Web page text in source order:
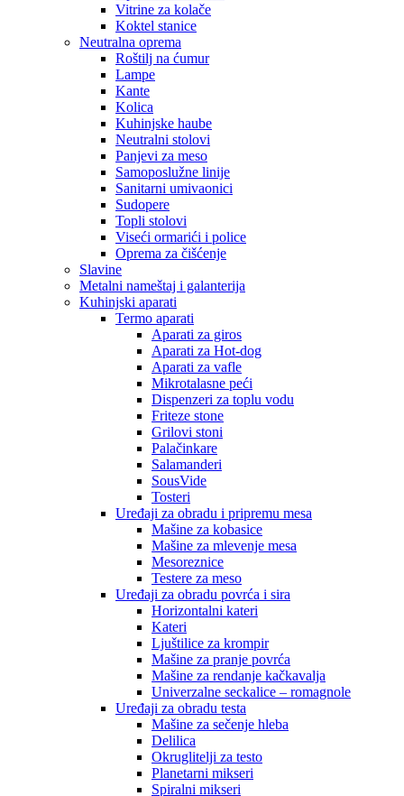
Vitrine za kolače
Koktel stanice
Neutralna oprema
Roštilj na ćumur
Lampe
Kante
Kolica
Kuhinjske haube
Neutralni stolovi
Panjevi za meso
Samoposlužne linije
Sanitarni umivaonici
Sudopere
Topli stolovi
Viseći ormarići i police
Oprema za čišćenje
Slavine
Metalni nameštaj i galanterija
Kuhinjski aparati
Termo aparati
Aparati za giros
Aparati za Hot-dog
Aparati za vafle
Mikrotalasne peći
Dispenzeri za toplu vodu
Friteze stone
Grilovi stoni
Palačinkare
Salamanderi
SousVide
Tosteri
Uređaji za obradu i pripremu mesa
Mašine za kobasice
Mašine za mlevenje mesa
Mesoreznice
Testere za meso
Uređaji za obradu povrća i sira
Horizontalni kateri
Kateri
Ljuštilice za krompir
Mašine za pranje povrća
Mašine za rendanje kačkavalja
Univerzalne seckalice – romagnole
Uređaji za obradu testa
Mašine za sečenje hleba
Delilica
Okruglitelji za testo
Planetarni mikseri
Spiralni mikseri